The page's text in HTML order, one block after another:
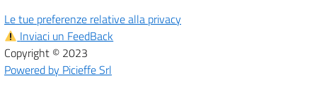
Le tue preferenze relative alla privacy
Inviaci un FeedBack
Copyright © 2023
Powered by Picieffe Srl